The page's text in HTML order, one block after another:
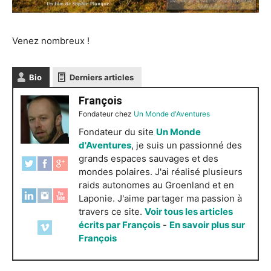
Venez nombreux !
Bio Derniers articles
François
Fondateurchez Un Monde d'Aventures
Fondateur du site Un Monde
d'Aventures, je suis un passionné des
grands espaces sauvages et des
mondes polaires. J'ai réalisé plusieurs
raids autonomes au Groenland et en
Laponie. J'aime partager ma passion à
travers ce site. Voir tous les articles
écrits par François - En savoir plus sur
François